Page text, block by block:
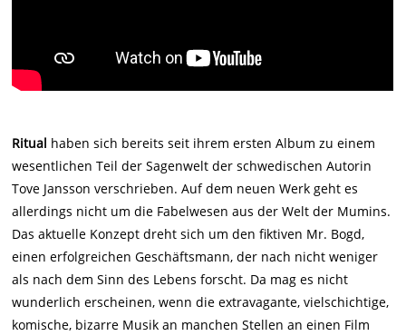
Ritual haben sich bereits seit ihrem ersten Album zu einem
wesentlichen Teil der Sagenwelt der schwedischen Autorin
Tove Jansson verschrieben. Auf dem neuen Werk geht es
allerdings nicht um die Fabelwesen aus der Welt der Mumins.
Das aktuelle Konzept dreht sich um den fiktiven Mr. Bogd,
einen erfolgreichen Geschäftsmann, der nach nicht weniger
als nach dem Sinn des Lebens forscht. Da mag es nicht
wunderlich erscheinen, wenn die extravagante, vielschichtige,
komische, bizarre Musik an manchen Stellen an einen Film